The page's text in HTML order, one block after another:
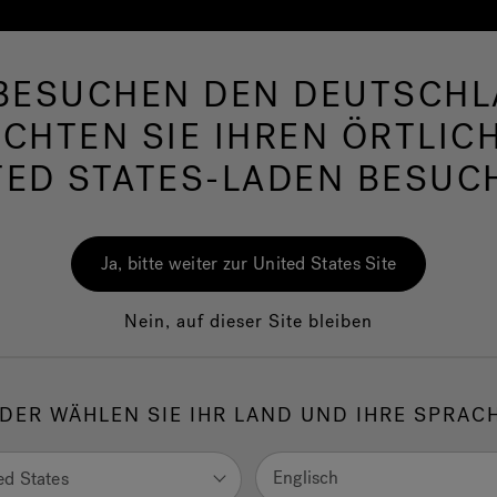
Swim Spas Bad Wellness
DEN
SIE IHREN
STATES-LADEN
Ja, bitte weiter zur United States Site
Nein, auf dieser Site bleiben
WÄHLEN SIE IHR LAND UND IHRE
States Englisch